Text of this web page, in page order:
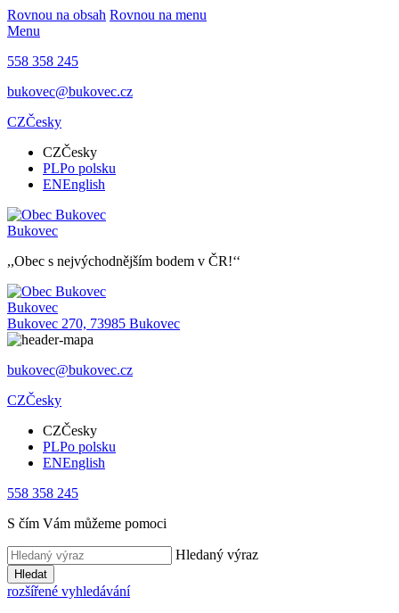
Rovnou na obsah Rovnou na menu
Menu
558 358 245
bukovec@bukovec.cz
CZČesky
CZČesky
PLPo polsku
ENEnglish
Bukovec
,,Obec s nejvýchodnějším bodem v ČR!‘‘
Bukovec
Bukovec 270, 73985 Bukovec
bukovec@bukovec.cz
CZČesky
CZČesky
PLPo polsku
ENEnglish
558 358 245
S čím Vám můžeme pomoci
Hledaný výraz
Hledat
rozšířené vyhledávání